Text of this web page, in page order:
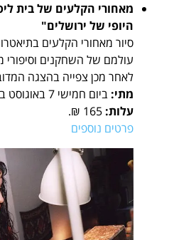
מאחורי הקלעים של בית
היופי של ירושלים"
סיור מאחורי הקלעים
עולמם של השחקנים וסיפורי
לאחר מכן צפייה בהצגה
מתי: ביום חמישי 7 באוגוסט בשעה 18:00
עלות:
פרטים נוספים